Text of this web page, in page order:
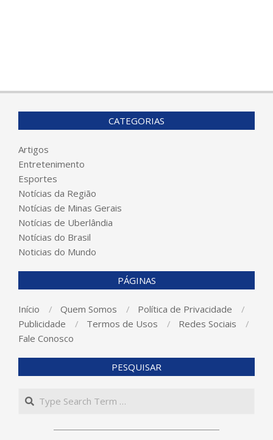
CATEGORIAS
Artigos
Entretenimento
Esportes
Notícias da Região
Notícias de Minas Gerais
Notícias de Uberlândia
Notícias do Brasil
Noticias do Mundo
PÁGINAS
Início Quem Somos
Política de Privacidade
Publicidade
Termos de Usos
Redes Sociais
Fale Conosco
PESQUISAR
Search